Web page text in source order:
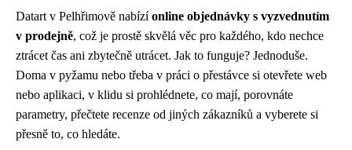
Datart v Pelhřimově nabízíonline objednávky s vyzvednutím
v prodejně, což je prostě skvělá věc pro každého, kdo nechce
ztrácet čas ani zbytečně utrácet. Jak to funguje? Jednoduše.
Doma v pyžamu nebo třeba v práci o přestávce si otevřete web
nebo aplikaci, v klidu si prohlédnete, co mají, porovnáte
parametry, přečtete recenze od jiných zákazníků a vyberete si
přesně to, co hledáte.